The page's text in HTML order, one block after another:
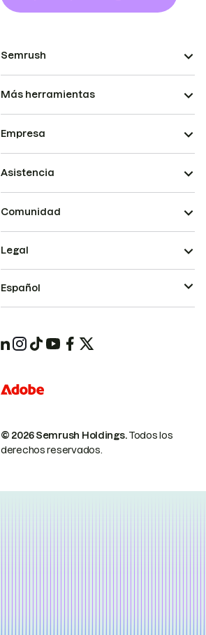
Semrush
Más herramientas
Empresa
Asistencia
Comunidad
© 2026 Semrush Holdings.Todos los
derechos reservados.
Legal
Español